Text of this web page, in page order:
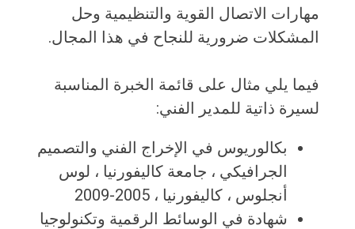
مهارات الاتصال القوية والتنظيمية وحل
المشكلات ضرورية للنجاح في هذا المجال.
فيما يلي مثال على قائمة الخبرة المناسبة
لسيرة ذاتية للمدير الفني:
بكالوريوس في الإخراج الفني والتصميم
الجرافيكي ، جامعة كاليفورنيا ، لوس
أنجلوس ، كاليفورنيا ، 2005-2009
شهادة في الوسائط الرقمية وتكنولوجيا